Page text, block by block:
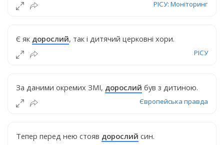
РІСУ: Моніторинг
Є як дорослий, так і дитячий церковні хори.
РІСУ
За даними окремих ЗМІ, дорослий був з дитиною.
Європейська правда
Тепер перед нею стояв дорослий син.